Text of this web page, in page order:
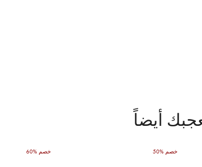
أيضاً
60% خصم 50% خصم